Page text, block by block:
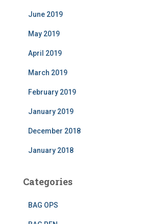
June 2019
May 2019
April 2019
March 2019
February 2019
January 2019
December 2018
January 2018
Categories
BAG OPS